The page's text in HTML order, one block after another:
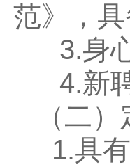
范》，
3.身心
4.新聘
（二）
1.具有